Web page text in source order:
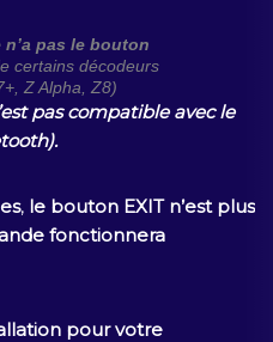
pas le bouton
certains décodeurs
Z Alpha, Z8)
pas compatible avec le
, le bouton EXIT n’est plus
fonctionnera
pour votre